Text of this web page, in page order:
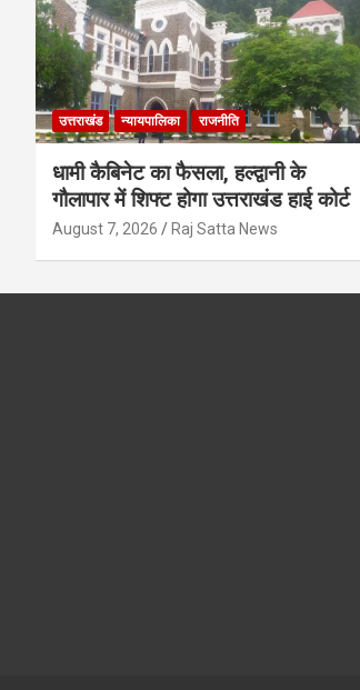
उत्तराखंड न्यायपालिका राजनीति
धामी कैबिनेट का फैसला, हल्द्वानी के
गौलापार में शिफ्ट होगा उत्तराखंड हाई कोर्ट
August 7, 2026 Raj Satta News